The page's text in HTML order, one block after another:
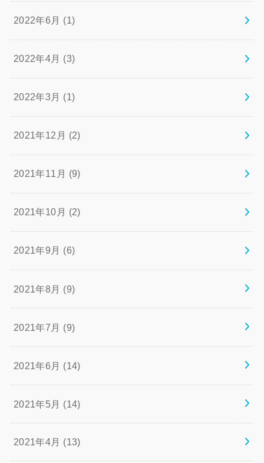
2022年6月 (1)
2022年4月 (3)
2022年3月 (1)
2021年12月 (2)
2021年11月 (9)
2021年10月 (2)
2021年9月 (6)
2021年8月 (9)
2021年7月 (9)
2021年6月 (14)
2021年5月 (14)
2021年4月 (13)